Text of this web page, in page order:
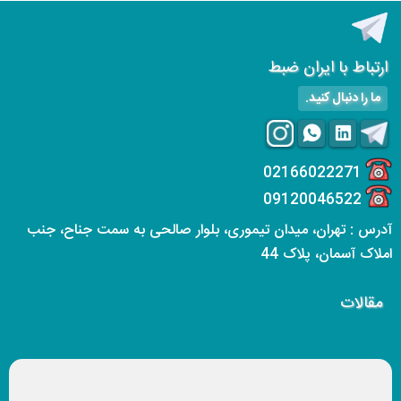
ارتباط با ایران ضبط
ما را دنبال کنید.
02166022271
09120046522
آدرس : تهران، میدان تیموری، بلوار صالحی به سمت جناح، جنب
املاک آسمان، پلاک 44
مقالات